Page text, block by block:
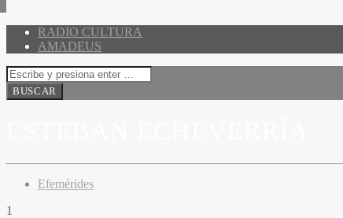
RADIO CULTURA
AMADEUS
Efemérides
1